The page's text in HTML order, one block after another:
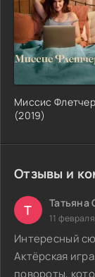
Миссис Флетчер
(2019)
Отзывы и
Т Татьяна
11
Интересный
Актёрская
повороты,